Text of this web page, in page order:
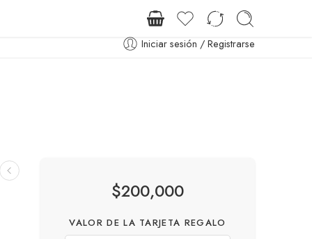
ENVIO GRATUITO A TODA COLOMBIA DESDE $70.000
Iniciar sesión / Registrarse
$200,000
VALOR DE LA TARJETA REGALO